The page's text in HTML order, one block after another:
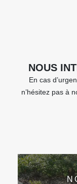
NOUS
En cas
n’hésitez pas à